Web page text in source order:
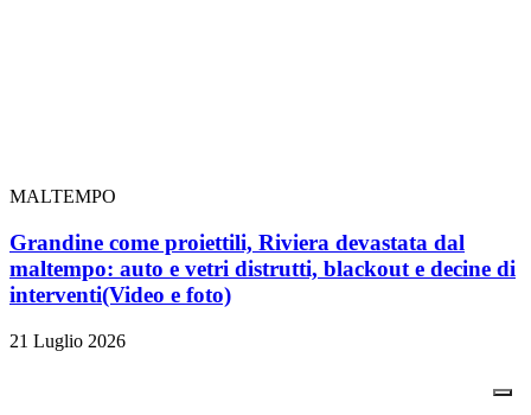
MALTEMPO
Grandine come proiettili, Riviera devastata dal
maltempo: auto e vetri distrutti, blackout e decine di
interventi(Video e foto)
21 Luglio 2026